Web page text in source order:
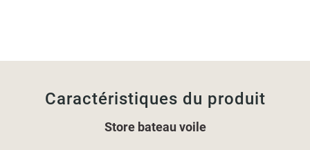
Caractéristiques du produit
Store bateau voile